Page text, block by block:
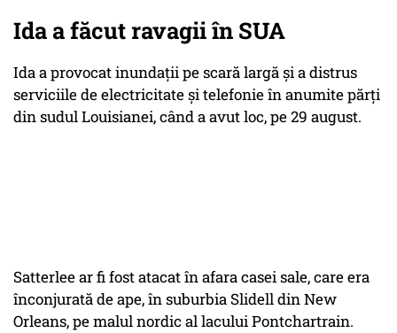
Ida a făcut ravagii în SUA
Ida a provocat inundații pe scară largă și a distrus
serviciile de electricitate și telefonie în anumite părți
din sudul Louisianei, când a avut loc, pe 29 august.
Satterlee ar fi fost atacat în afara casei sale, care era
înconjurată de ape, în suburbia Slidell din New
Orleans, pe malul nordic al lacului Pontchartrain.